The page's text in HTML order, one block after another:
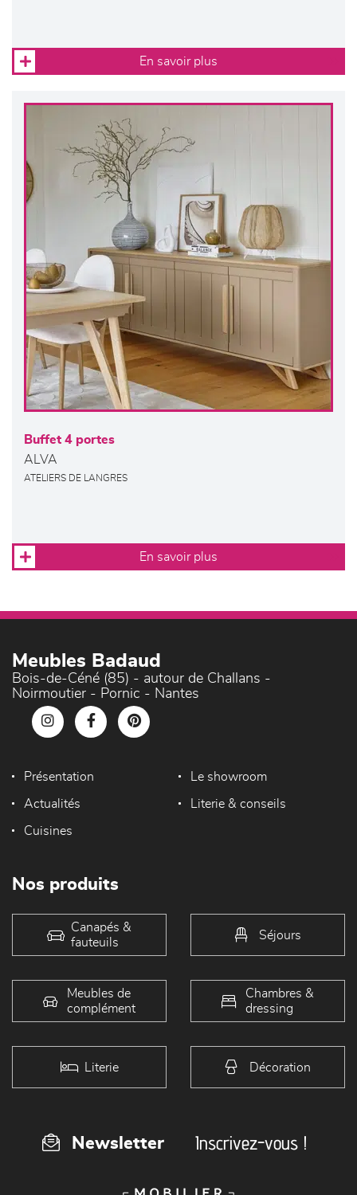
En savoir plus
Buffet 4 portes
ALVA
ATELIERS DE LANGRES
En savoir plus
Meubles Badaud
Bois-de-Céné (85) - autour de Challans -
Noirmoutier - Pornic - Nantes
Présentation Le showroom
Actualités Literie & conseils
Cuisines
Nos produits
Canapés &
fauteuils
Séjours
Meubles de
complément
Chambres &
dressing
Literie Décoration
Newsletter Inscrivez-vous !